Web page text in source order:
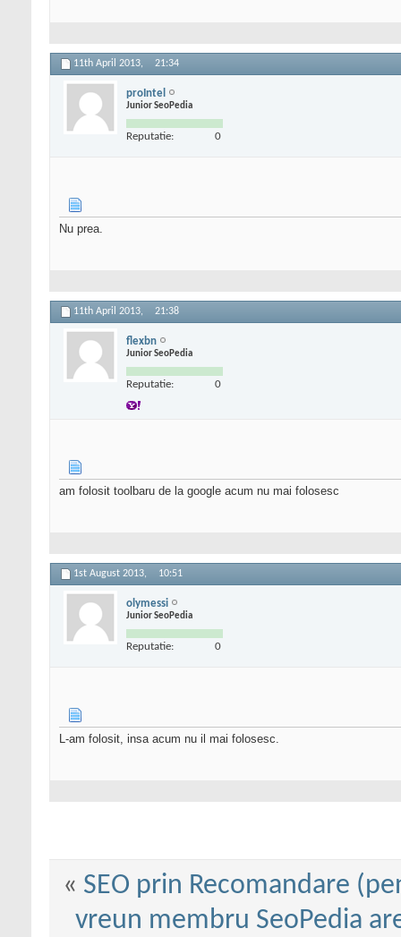
11th April 2013, 21:34
proIntel
Junior SeoPedia
Reputatie: 0
Nu prea.
11th April 2013, 21:38
flexbn
Junior SeoPedia
Reputatie: 0
am folosit toolbaru de la google acum nu mai folosesc
1st August 2013, 10:51
olymessi
Junior SeoPedia
Reputatie: 0
L-am folosit, insa acum nu il mai folosesc.
« SEO prin Recomandare
vreun membru SeoPedia